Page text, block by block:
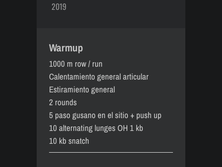
2019
Warmup
1000 m row / run
Calentamiento general articular
Estiramiento general
2 rounds
5 paso gusano en el sitio + push up
10 alternating lunges OH 1 kb
10 kb snatch